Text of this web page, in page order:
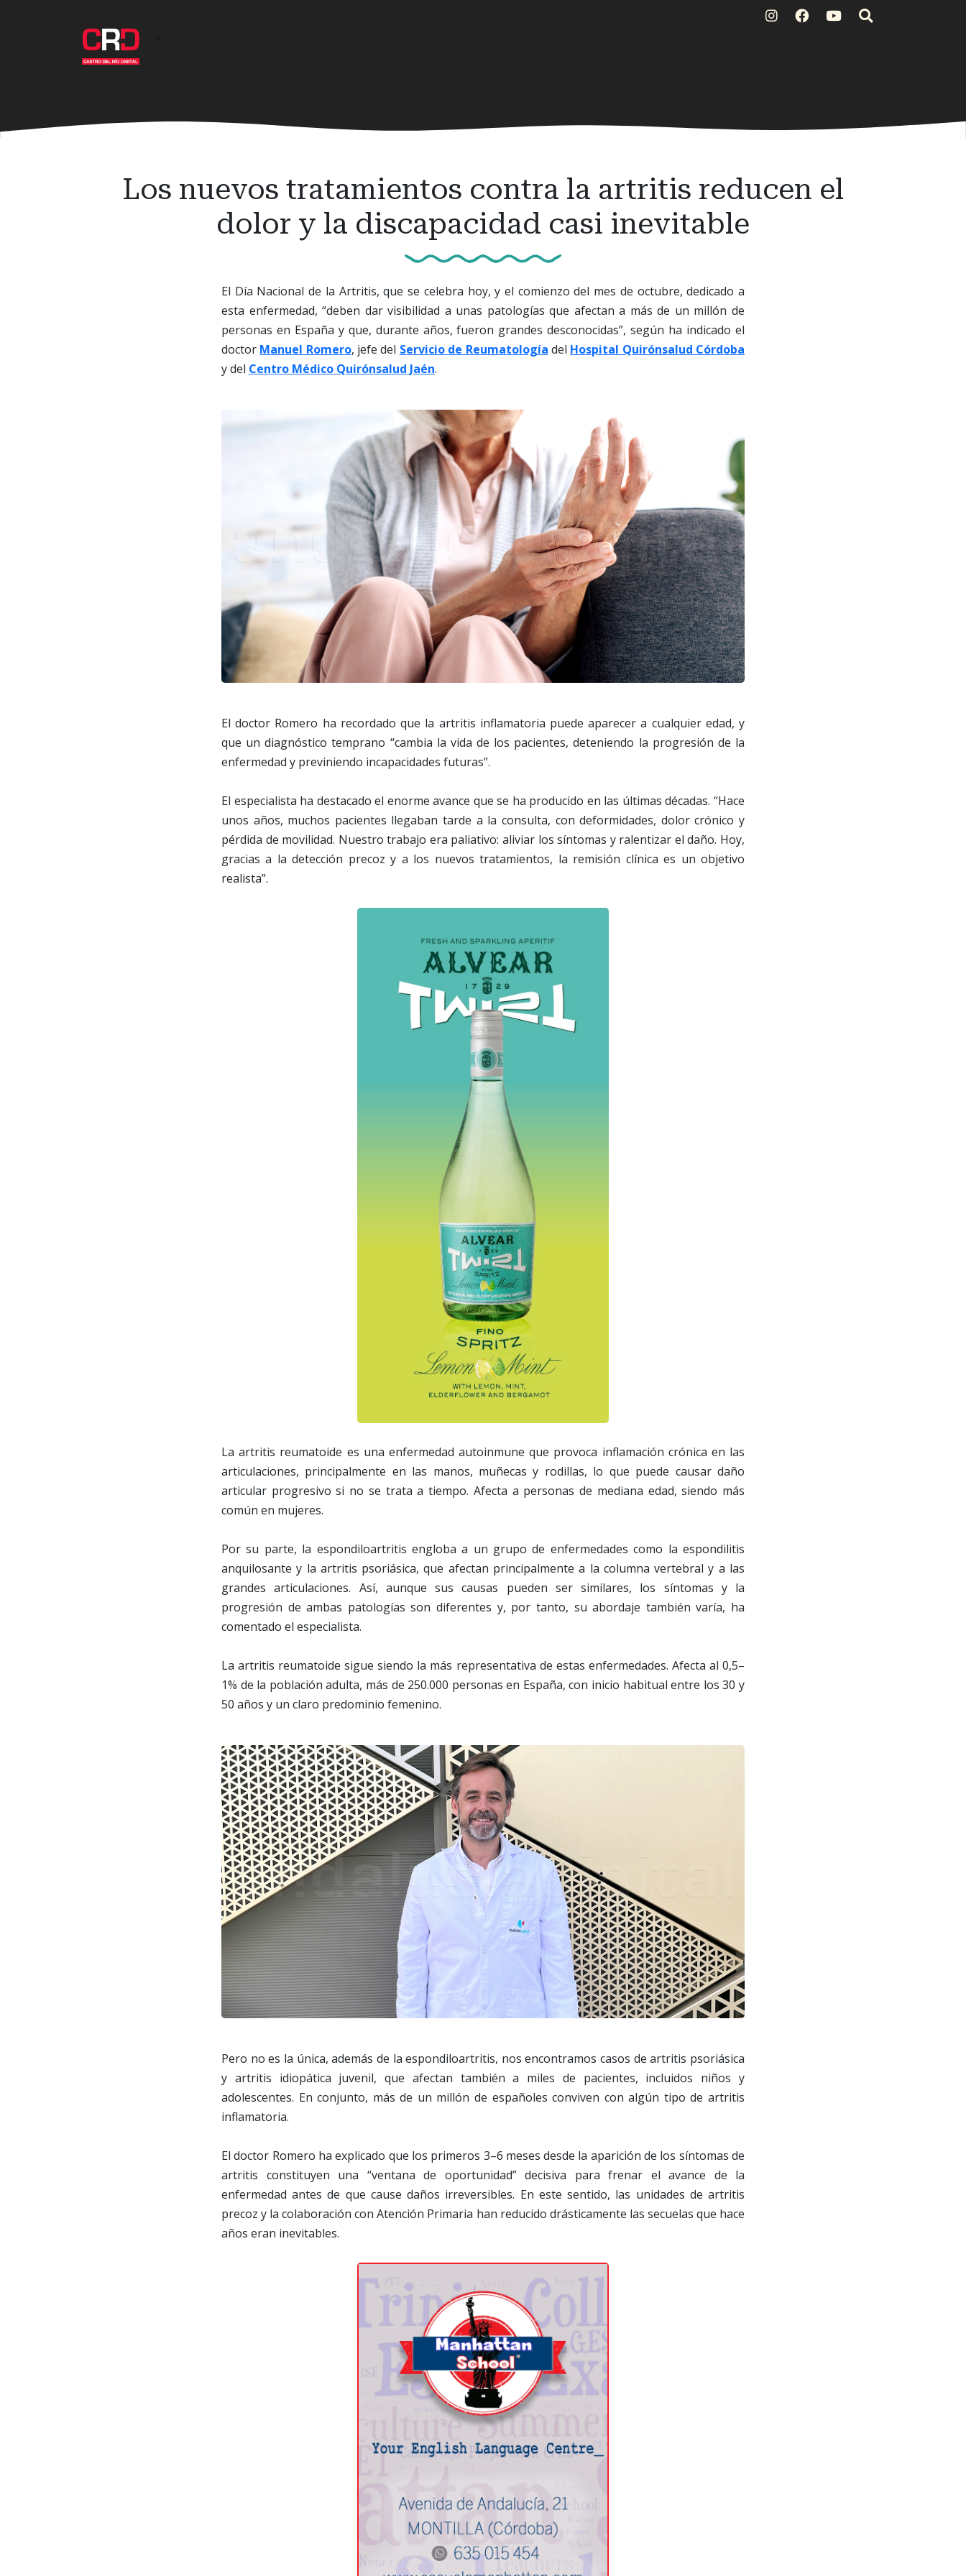
Los nuevos tratamientos contra la artritis reducen el
dolor y la discapacidad casi inevitable
El Día Nacional de la Artritis, que se celebra hoy, y el comienzo del mes de octubre, dedicado a
esta enfermedad, “deben dar visibilidad a unas patologías que afectan a más de un millón de
personas en España y que, durante años, fueron grandes desconocidas”, según ha indicado el
doctor Manuel Romero, jefe del Servicio de Reumatología del Hospital Quirónsalud Córdoba
y del Centro Médico Quirónsalud Jaén.
El doctor Romero ha recordado que la artritis inflamatoria puede aparecer a cualquier edad, y
que un diagnóstico temprano “cambia la vida de los pacientes, deteniendo la progresión de la
enfermedad y previniendo incapacidades futuras”.
El especialista ha destacado el enorme avance que se ha producido en las últimas décadas. “Hace
unos años, muchos pacientes llegaban tarde a la consulta, con deformidades, dolor crónico y
pérdida de movilidad. Nuestro trabajo era paliativo: aliviar los síntomas y ralentizar el daño. Hoy,
gracias a la detección precoz y a los nuevos tratamientos, la remisión clínica es un objetivo
realista”.
La artritis reumatoide es una enfermedad autoinmune que provoca inflamación crónica en las
articulaciones, principalmente en las manos, muñecas y rodillas, lo que puede causar daño
articular progresivo si no se trata a tiempo. Afecta a personas de mediana edad, siendo más
común en mujeres.
Por su parte, la espondiloartritis engloba a un grupo de enfermedades como la espondilitis
anquilosante y la artritis psoriásica, que afectan principalmente a la columna vertebral y a las
grandes articulaciones. Así, aunque sus causas pueden ser similares, los síntomas y la
progresión de ambas patologías son diferentes y, por tanto, su abordaje también varía, ha
comentado el especialista.
La artritis reumatoide sigue siendo la más representativa de estas enfermedades. Afecta al 0,5–
1% de la población adulta, más de 250.000 personas en España, con inicio habitual entre los 30 y
50 años y un claro predominio femenino.
Pero no es la única, además de la espondiloartritis, nos encontramos casos de artritis psoriásica
y artritis idiopática juvenil, que afectan también a miles de pacientes, incluidos niños y
adolescentes. En conjunto, más de un millón de españoles conviven con algún tipo de artritis
inflamatoria.
El doctor Romero ha explicado que los primeros 3–6 meses desde la aparición de los síntomas de
artritis constituyen una “ventana de oportunidad” decisiva para frenar el avance de la
enfermedad antes de que cause daños irreversibles. En este sentido, las unidades de artritis
precoz y la colaboración con Atención Primaria han reducido drásticamente las secuelas que hace
años eran inevitables.